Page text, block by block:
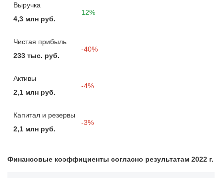
Выручка
4,3 млн руб.
12%
Чистая прибыль
233 тыс. руб.
-40%
Активы
2,1 млн руб.
-4%
Капитал и резервы
2,1 млн руб.
-3%
Финансовые коэффициенты согласно результатам 2022 г.